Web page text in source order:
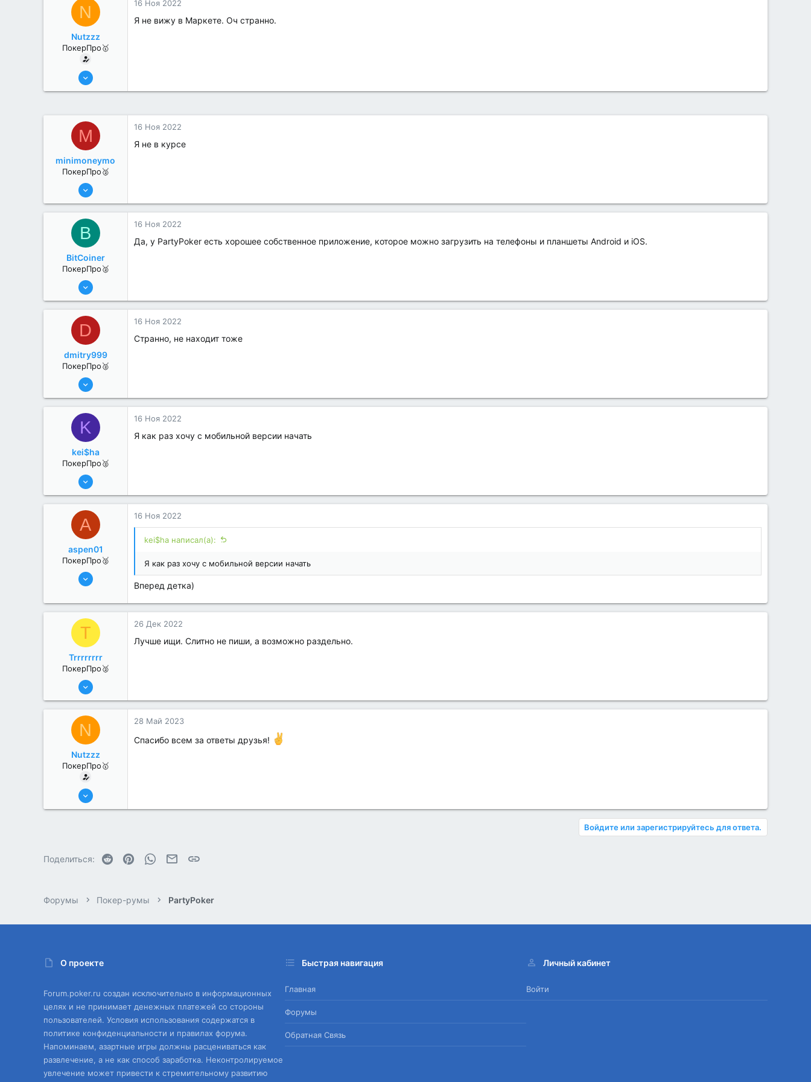
N
Nutzzz
ПокерПро🥇
8 Июн 2022
16 Ноя 2022
Я не вижу в Маркете. Оч странно.
M
minimoneymo
ПокерПро🥈
8 Июн 2022
0
16 Ноя 2022
Я не в курсе
B
BitCoiner
ПокерПро🥈
8 Июн 2022
0
16 Ноя 2022
Да, у PartyPoker есть хорошее собственное приложение, которое можно загрузить на телефоны и планшеты Android и iOS.
D
dmitry999
ПокерПро🥈
8 Июн 2022
1
16 Ноя 2022
Странно, не находит тоже
K
kei$ha
ПокерПро🥈
8 Июн 2022
0
16 Ноя 2022
Я как раз хочу с мобильной версии начать
A
aspen01
ПокерПро🥈
13 Июн 2022
0
16 Ноя 2022
kei$ha написал(а):
Я как раз хочу с мобильной версии начать
Вперед детка)
T
Trrrrrrrr
ПокерПро🥈
25 Июл 2022
1
26 Дек 2022
Лучше ищи. Слитно не пиши, а возможно раздельно.
N
Nutzzz
ПокерПро🥇
8 Июн 2022
28 Май 2023
Спасибо всем за ответы друзья!
Войдите или зарегистрируйтесь для ответа.
Поделиться: Reddit PinterestWhatsAppЭлектронная почта
Форумы Покер-румы PartyPoker
О проекте
Forum.poker.ru создан исключительно в информационных
целях и не принимает денежных платежей со стороны
пользователей. Условия использования содержатся в
политике конфиденциальности и правилах форума.
Напоминаем, азартные игры должны расцениваться как
развлечение, а не как способ заработка. Неконтролируемое
увлечение может привести к стремительному развитию
Быстрая навигация
Главная
Форумы
Обратная Связь
Личный кабинет
Войти